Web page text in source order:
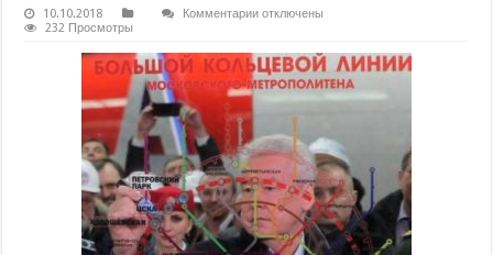
10.10.2018 Комментариикотключены
232 Просмотры